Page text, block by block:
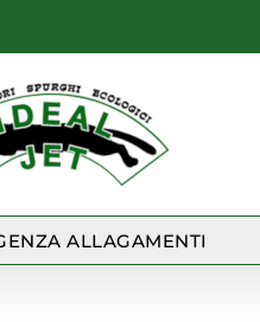
ALLAGAMENTI